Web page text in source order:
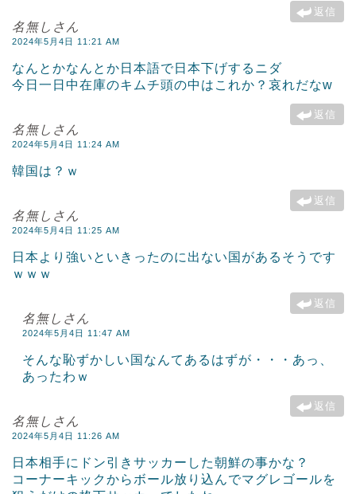
返信
名無しさん
2024年5月4日 11:21 AM
なんとかなんとか日本語で日本下げするニダ
今日一日中在庫のキムチ頭の中はこれか？哀れだなw
返信
名無しさん
2024年5月4日 11:24 AM
韓国は？ｗ
返信
名無しさん
2024年5月4日 11:25 AM
日本より強いといきったのに出ない国があるそうです
ｗｗｗ
返信
名無しさん
2024年5月4日 11:47 AM
そんな恥ずかしい国なんてあるはずが・・・あっ、
あったわｗ
返信
名無しさん
2024年5月4日 11:26 AM
日本相手にドン引きサッカーした朝鮮の事かな？
コーナーキックからボール放り込んでマグレゴールを